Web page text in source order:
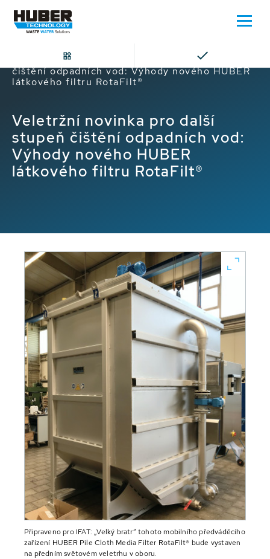
Veletržní novinka pro další stupeň
čištění odpadních vod: Výhody nového HUBER
látkového filtru RotaFilt®
Veletržní novinka pro další
stupeň čištění odpadních vod:
Výhody nového HUBER
látkového filtru RotaFilt®
Připraveno pro IFAT: „Velký bratr“ tohoto mobilního předváděcího
zařízení HUBER Pile Cloth Media Filter RotaFilt® bude vystaven
na předním světovém veletrhu v oboru.